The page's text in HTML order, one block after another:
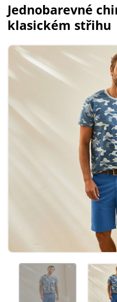
Jednobarevné
klasickém střihu